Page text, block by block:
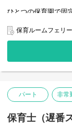
ひとつの保育園で固
パート希望もご相談
園ごとに雰囲気等も
園ごとの良い部分や
てスキルアップしま
いう方にもピッタリ
保育ルームフェリ
パート 非常
保育士（遅番